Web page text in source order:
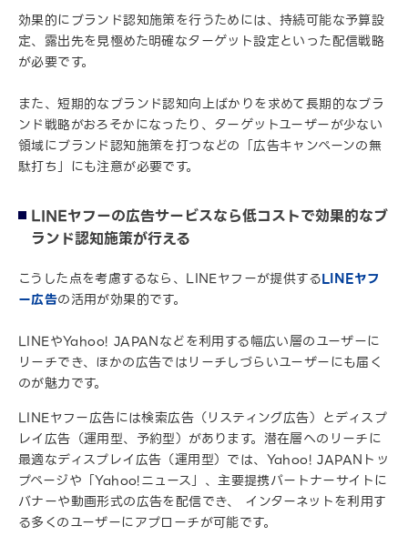
効果的にブランド認知施策を行うためには、持続可能な予算設
定、露出先を見極めた明確なターゲット設定といった配信戦略
が必要です。
また、短期的なブランド認知向上ばかりを求めて長期的なブラ
ンド戦略がおろそかになったり、ターゲットユーザーが少ない
領域にブランド認知施策を打つなどの「広告キャンペーンの無
駄打ち」にも注意が必要です。
LINEヤフーの広告サービスなら低コストで効果的なブ
ランド認知施策が行える
こうした点を考慮するなら、LINEヤフーが提供するLINEヤフ
ー広告の活用が効果的です。
LINEやYahoo! JAPANなどを利用する幅広い層のユーザーに
リーチでき、ほかの広告ではリーチしづらいユーザーにも届く
のが魅力です。
LINEヤフー広告には検索広告（リスティング広告）とディスプ
レイ広告（運用型、予約型）があります。潜在層へのリーチに
最適なディスプレイ広告（運用型）では、Yahoo! JAPANトッ
プページや「Yahoo!ニュース」、主要提携パートナーサイトに
バナーや動画形式の広告を配信でき、 インターネットを利用す
る多くのユーザーにアプローチが可能です。